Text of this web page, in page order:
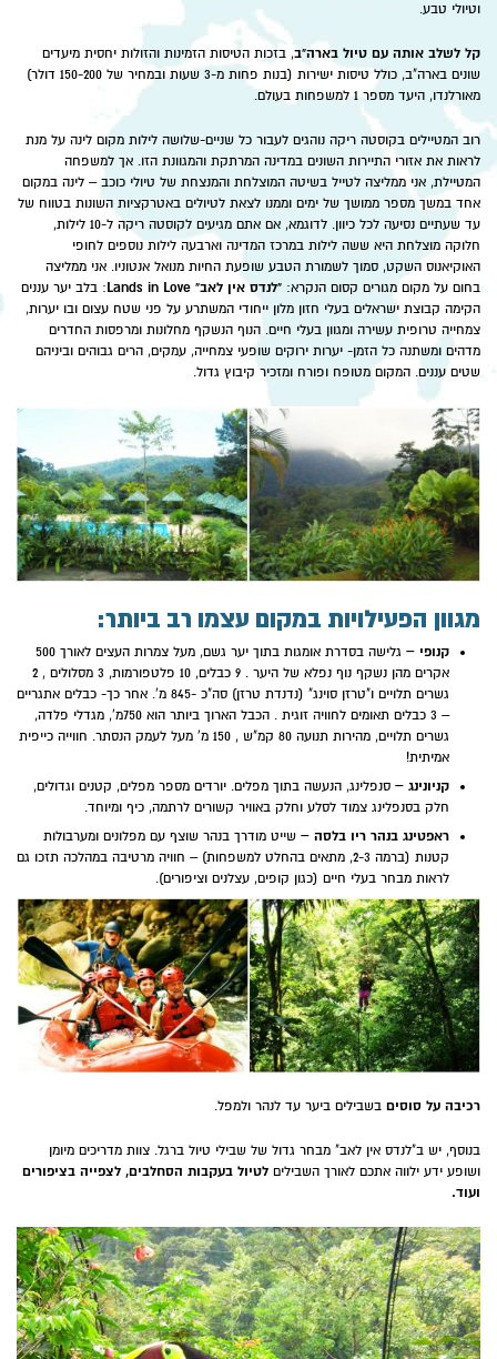
וטיולי טבע.
קל לשלב אותה עם טיול בארה"ב, בזכות הטיסות הזמינות והזולות יחסית מיעדים
שונים בארה"ב, כולל טיסות ישירות (בנות פחות מ-3 שעות ובמחיר של 150-200 דולר)
מאורלנדו, היעד מספר 1 למשפחות בעולם.
רוב המטיילים בקוסטה ריקה נוהגים לעבור כל שניים-שלושה לילות מקום לינה על מנת
לראות את אזורי התיירות השונים במדינה המרתקת והמגוונת הזו. אך למשפחה
המטיילת, אני ממליצה לטייל בשיטה המוצלחת והמנצחת של טיולי כוכב – לינה במקום
אחד במשך מספר ממושך של ימים וממנו לצאת לטיולים באטרקציות השונות בטווח של
עד שעתיים נסיעה לכל כיוון. לדוגמא, אם אתם מגיעים לקוסטה ריקה ל-10 לילות,
חלוקה מוצלחת היא ששה לילות במרכז המדינה וארבעה לילות נוספים לחופי
האוקיאנוס השקט, סמוך לשמורת הטבע שופעת החיות מנואל אנטוניו. אני ממליצה
בחום על מקום מגורים קסום הנקרא: "לנדס אין לאב" Lands in Love
: בלב יער עננים
הקימה קבוצת ישראלים בעלי חזון מלון ייחודי המשתרע על פני שטח עצום ובו יערות,
צמחייה טרופית עשירה ומגוון בעלי חיים. הנוף הנשקף מחלונות ומרפסות החדרים
מדהים ומשתנה כל הזמן- יערות ירוקים שופעי צמחייה, עמקים, הרים גבוהים וביניהם
שטים עננים. המקום מטופח ופורח ומזכיר קיבוץ גדול.
מגוון הפעילויות במקום עצמו רב ביותר:
קנופי –
גלישה בסדרת אומגות בתוך יער גשם, מעל צמרות העצים לאורך 500
אקרים מהן נשקף נוף נפלא של היער . 9 כבלים, 10 פלטפורמות, 3 מסלולים , 2
גשרים תלויים ו"טרזן סוינג" (נדנדת טרזן) סה"כ -845 מ'. אחר כך- כבלים אתגריים
– 3 כבלים תאומים לחוויה זוגית . הכבל הארוך ביותר הוא 750מ', מגדלי פלדה,
גשרים תלויים, מהירות תנועה 80 קמ"ש , 150 מ' מעל לעמק הנסתר. חווייה כייפית
אמיתית!
קניונינג – סנפלינג, הנעשה בתוך מפלים. יורדים מספר מפלים, קטנים וגדולים,
חלק בסנפלינג צמוד לסלע וחלק באוויר קשורים לרתמה, כיף ומיוחד.
ראפטינג בנהר ריו בלסה – שייט מודרך בנהר שוצף עם מפלונים ומערבולות
קטנות (ברמה 2-3, מתאים בהחלט למשפחות) – חוויה מרטיבה במהלכה תזכו גם
לראות מבחר בעלי חיים (כגון קופים, עצלנים וציפורים).
רכיבה על סוסים בשבילים ביער עד לנהר ולמפל.
בנוסף, יש ב"לנדס אין לאב" מבחר גדול של שבילי טיול ברגל. צוות מדריכים מיומן
ושופע ידע ילווה אתכם לאורך השבילים לטיול בעקבות הסחלבים, לצפייה בציפורים
ועוד.